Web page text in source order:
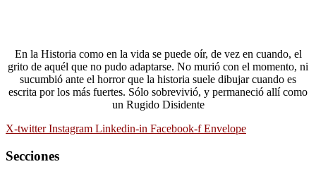
En la Historia como en la vida se puede oír, de vez en cuando, el
grito de aquél que no pudo adaptarse. No murió con el momento, ni
sucumbió ante el horror que la historia suele dibujar cuando es
escrita por los más fuertes. Sólo sobrevivió, y permaneció allí como
un Rugido Disidente
X-twitter Instagram Linkedin-in Facebook-f Envelope
Secciones